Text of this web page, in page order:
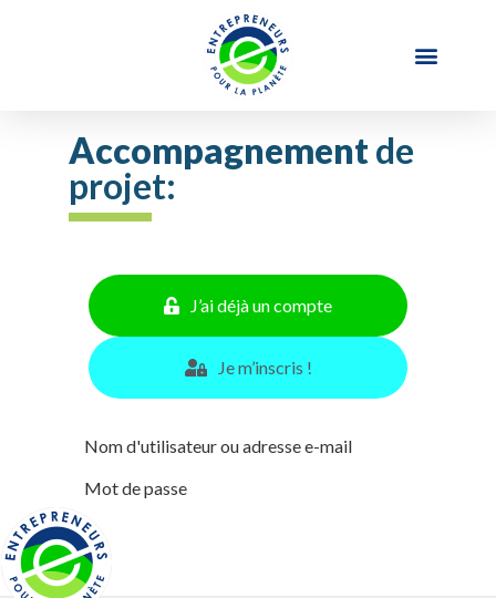
Accompagnementde
projet:
J’ai déjà un compte
Je m’inscris !
Nom d'utilisateur ou adresse e-mail
Mot de passe